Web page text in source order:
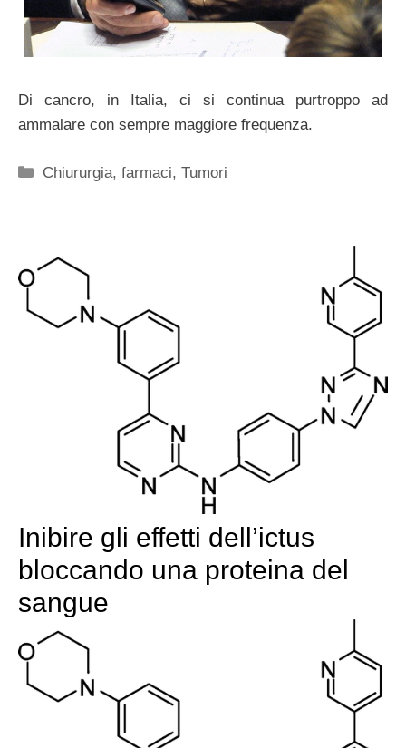
Di cancro, in Italia, ci si continua purtroppo ad
ammalare con sempre maggiore frequenza.
Categorie
Chiururgia,farmaci,Tumori
Inibire gli effetti dell’ictus
bloccando una proteina del
sangue